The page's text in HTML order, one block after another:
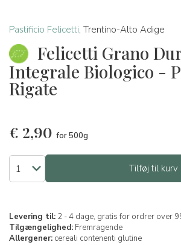
Pastificio Felicetti, Trentino-Alto Adige
Felicetti Grano
Integrale Biologico -
Rigate
€ 2,90 for 500g
Tilføj til kurv
Levering til: 2 - 4 dage, gratis for ordrer over
Tilgængelighed: Fremragende
Allergener: cereali contenenti glutine